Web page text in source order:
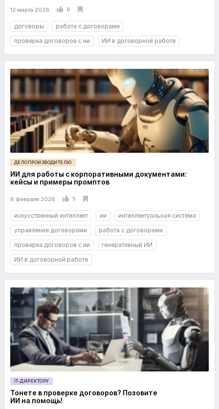
12 марта 2026 6
договоры
работа с договорами
проверка договоров с ии
ИИ в договорной работе
ДЕЛОПРОИЗВОДИТЕЛЮ
ИИ для работы с корпоративными документами:
кейсы и примеры промптов
6 февраля 2026 5
искусственный интеллект ии
интеллектуальная система
управление договорами
работа с договорами
проверка договоров с ии
генеративный ИИ
ИИ в договорной работе
IT-ДИРЕКТОРУ
Тонете в проверке договоров? Позовите
ИИ на помощь!